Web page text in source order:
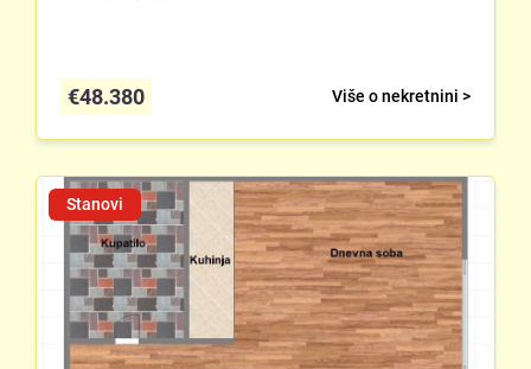
Više o nekretnini >
€48.380
Stanovi